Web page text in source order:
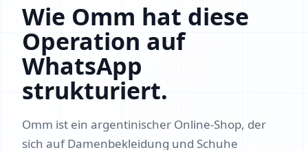
Wie Omm hat diese
Operation auf
WhatsApp
strukturiert.
Omm ist ein argentinischer Online-Shop, der
sich auf Damenbekleidung und Schuhe